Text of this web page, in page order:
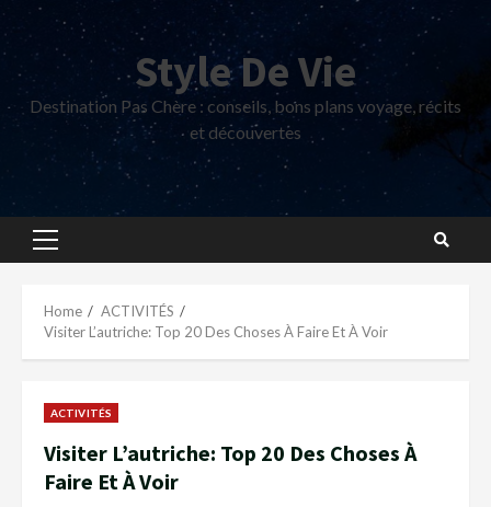
to
Style De Vie
Destination Pas Chère : conseils, bons plans voyage, récits
et découvertes
Primary
Home
ACTIVITÉS
Visiter L’autriche: Top 20 Des Choses À Faire Et À Voir
ACTIVITÉS
Visiter L’autriche: Top 20 Des Choses À
Faire Et À Voir